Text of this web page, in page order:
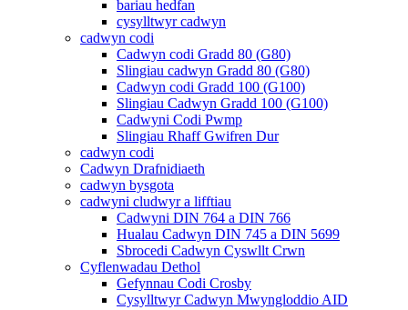
bariau hedfan
cysylltwyr cadwyn
cadwyn codi
Cadwyn codi Gradd 80 (G80)
Slingiau cadwyn Gradd 80 (G80)
Cadwyn codi Gradd 100 (G100)
Slingiau Cadwyn Gradd 100 (G100)
Cadwyni Codi Pwmp
Slingiau Rhaff Gwifren Dur
cadwyn codi
Cadwyn Drafnidiaeth
cadwyn bysgota
cadwyni cludwyr a lifftiau
Cadwyni DIN 764 a DIN 766
Hualau Cadwyn DIN 745 a DIN 5699
Sbrocedi Cadwyn Cyswllt Crwn
Cyflenwadau Dethol
Gefynnau Codi Crosby
Cysylltwyr Cadwyn Mwyngloddio AID